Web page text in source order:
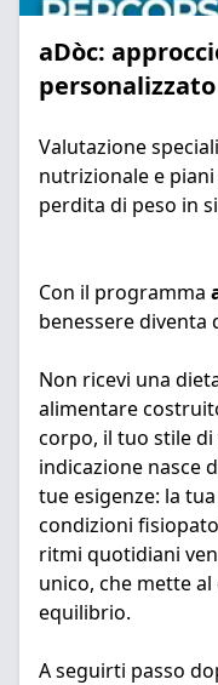
aDòc:
personalizzato
Valutazione
nutrizionale e
perdita di peso in
Con il programma
benessere diventa
Non ricevi una
alimentare
corpo, il tuo stile
indicazione nasce
tue esigenze: la
condizioni
ritmi quotidiani
unico, che mette
equilibrio.
A seguirti passo